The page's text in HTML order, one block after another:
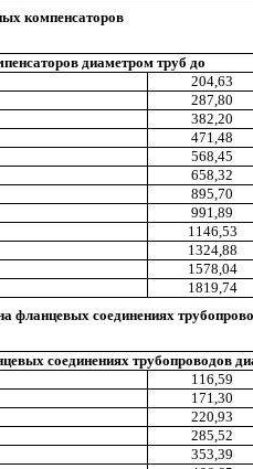
компенсаторов
диаметром труб до
204,63
287,80
382,20
471,48
568,45
658,32
895,70
991,89
1146,53
1324,88
1578,04
1819,74
фланцевых соединениях
соединениях трубопроводов
116,59
171,30
220,93
285,52
353,39